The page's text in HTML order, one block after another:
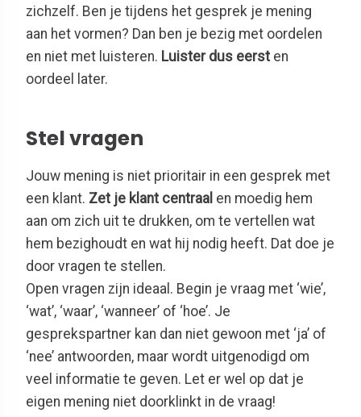
zichzelf. Ben je tijdens het gesprek je mening
aan het vormen? Dan ben je bezig met oordelen
en niet met luisteren. Luister dus eerst en
oordeel later.
Stel vragen
Jouw mening is niet prioritair in een gesprek met
een klant. Zet je klant centraal en moedig hem
aan om zich uit te drukken, om te vertellen wat
hem bezighoudt en wat hij nodig heeft. Dat doe je
door vragen te stellen.
Open vragen zijn ideaal. Begin je vraag met ‘wie’,
‘wat’, ‘waar’, ‘wanneer’ of ‘hoe’. Je
gesprekspartner kan dan niet gewoon met ‘ja’ of
‘nee’ antwoorden, maar wordt uitgenodigd om
veel informatie te geven. Let er wel op dat je
eigen mening niet doorklinkt in de vraag!